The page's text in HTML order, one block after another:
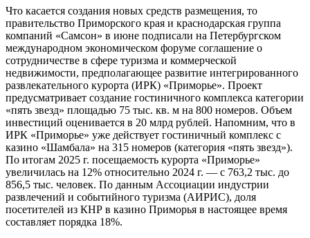
Что касается создания новых средств размещения, то
правительство Приморского края и краснодарская группа
компаний «Самсон» в июне подписали на Петербургском
международном экономическом форуме соглашение о
сотрудничестве в сфере туризма и коммерческой
недвижимости, предполагающее развитие интегрированного
развлекательного курорта (ИРК) «Приморье». Проект
предусматривает создание гостиничного комплекса категории
«пять звезд» площадью 75 тыс. кв. м на 800 номеров. Объем
инвестиций оценивается в 20 млрд рублей. Напомним, что в
ИРК «Приморье» уже действует гостиничный комплекс с
казино «Шамбала» на 315 номеров (категория «пять звезд»).
По итогам 2025 г. посещаемость курорта «Приморье»
увеличилась на 12% относительно 2024 г. — с 763,2 тыс. до
856,5 тыс. человек. По данным Ассоциации индустрии
развлечений и событийного туризма (АИРИС), доля
посетителей из КНР в казино Приморья в настоящее время
составляет порядка 18%.